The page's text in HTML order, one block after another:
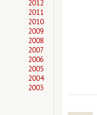
2012
2011
2010
2009
2008
2007
2006
2005
2004
2003